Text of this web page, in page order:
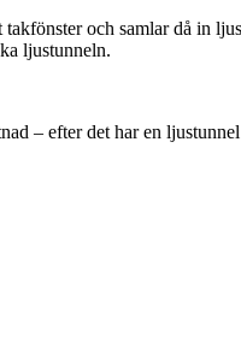
och samlar då in
ljustunneln.
– efter det har en